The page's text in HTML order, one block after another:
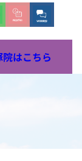
はこちら